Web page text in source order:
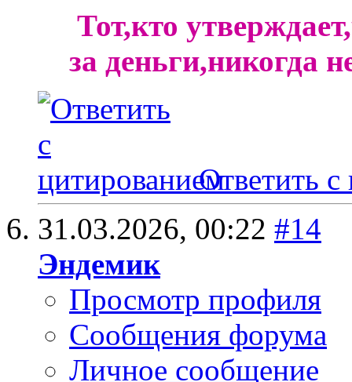
Тот,кто
за деньги,никогда
Ответить с
31.03.2026, 00:22 #14
Эндемик
Просмотр профиля
Сообщения форума
Личное сообщение